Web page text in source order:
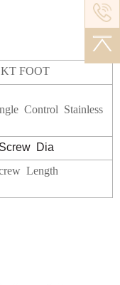
KT FOOT
Control Stainless
Screw Dia
Length